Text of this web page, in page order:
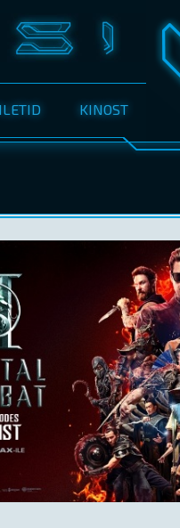
KINOST